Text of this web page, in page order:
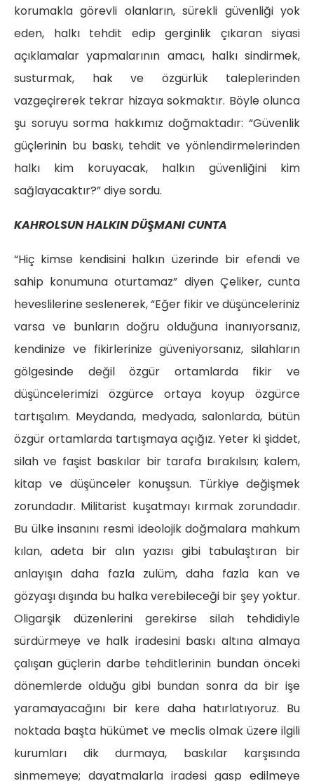
korumakla görevli olanların, sürekli güvenliği yok
eden, halkı tehdit edip gerginlik çıkaran siyasi
açıklamalar yapmalarının amacı, halkı sindirmek,
susturmak, hak ve özgürlük taleplerinden
vazgeçirerek tekrar hizaya sokmaktır. Böyle olunca
şu soruyu sorma hakkımız doğmaktadır: “Güvenlik
güçlerinin bu baskı, tehdit ve yönlendirmelerinden
halkı kim koruyacak, halkın güvenliğini kim
sağlayacaktır?” diye sordu.
KAHROLSUN HALKIN DÜŞMANI CUNTA
“Hiç kimse kendisini halkın üzerinde bir efendi ve
sahip konumuna oturtamaz” diyen Çeliker, cunta
heveslilerine seslenerek, “Eğer fikir ve düşünceleriniz
varsa ve bunların doğru olduğuna inanıyorsanız,
kendinize ve fikirlerinize güveniyorsanız, silahların
gölgesinde değil özgür ortamlarda fikir ve
düşüncelerimizi özgürce ortaya koyup özgürce
tartışalım. Meydanda, medyada, salonlarda, bütün
özgür ortamlarda tartışmaya açığız. Yeter ki şiddet,
silah ve faşist baskılar bir tarafa bırakılsın; kalem,
kitap ve düşünceler konuşsun. Türkiye değişmek
zorundadır. Militarist kuşatmayı kırmak zorundadır.
Bu ülke insanını resmi ideolojik doğmalara mahkum
kılan, adeta bir alın yazısı gibi tabulaştıran bir
anlayışın daha fazla zulüm, daha fazla kan ve
gözyaşı dışında bu halka verebileceği bir şey yoktur.
Oligarşik düzenlerini gerekirse silah tehdidiyle
sürdürmeye ve halk iradesini baskı altına almaya
çalışan güçlerin darbe tehditlerinin bundan önceki
dönemlerde olduğu gibi bundan sonra da bir işe
yaramayacağını bir kere daha hatırlatıyoruz. Bu
noktada başta hükümet ve meclis olmak üzere ilgili
kurumları dik durmaya, baskılar karşısında
sinmemeye; dayatmalarla iradesi gasp edilmeye